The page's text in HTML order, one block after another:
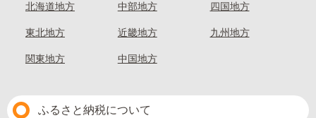
北海道地方
東北地方
関東地方
中部地方
近畿地方
中国地方
四国地方
九州地方
ふるさと納税について